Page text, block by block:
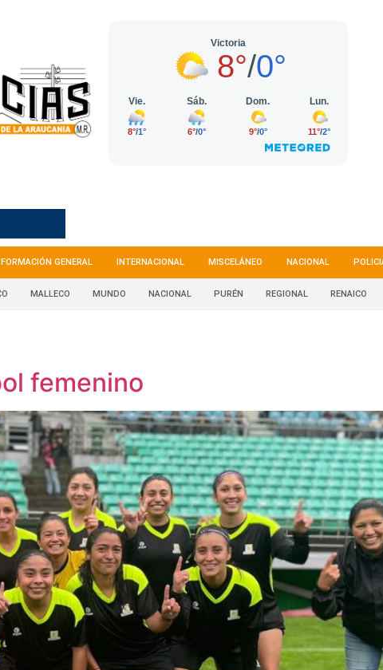
GENERAL INTERNACIONAL MISCELÁNEO NACIONAL
MALLECO MUNDO NACIONAL PURÉN REGIONAL RENAICO
femenino